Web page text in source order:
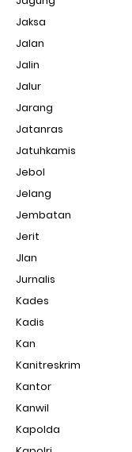
Jaksa
Jalan
Jalin
Jalur
Jarang
Jatanras
Jatuhkamis
Jebol
Jelang
Jembatan
Jerit
Jlan
Jurnalis
Kades
Kadis
Kan
Kanitreskrim
Kantor
Kanwil
Kapolda